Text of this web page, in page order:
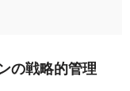
の戦略的管理